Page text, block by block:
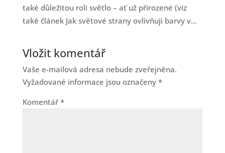
také důležitou roli světlo – ať už přirozené (viz
také článek Jak světové strany ovlivňuji barvy v…
Vložit komentář
Vaše e-mailová adresa nebude zveřejněna.
Vyžadované informace jsou označeny *
Komentář *